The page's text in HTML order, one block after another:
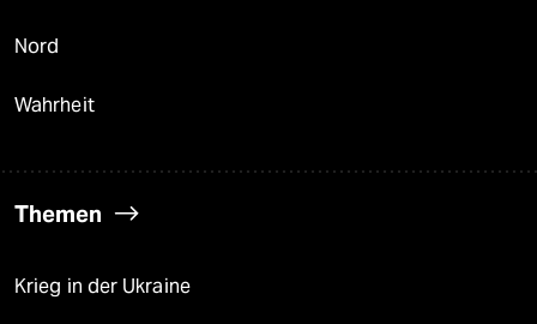
Nord
Wahrheit
Themen
Krieg in der Ukraine